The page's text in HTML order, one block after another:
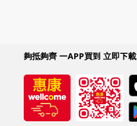
夠抵夠齊 一APP買到 立即下載